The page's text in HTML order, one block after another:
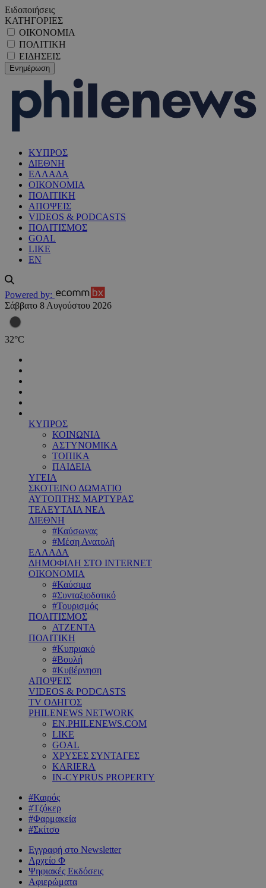
Ειδοποιήσεις
ΚΑΤΗΓΟΡΙΕΣ
ΟΙΚΟΝΟΜΙΑ
ΠΟΛΙΤΙΚΗ
ΕΙΔΗΣΕΙΣ
ΚΥΠΡΟΣ
ΔΙΕΘΝΗ
ΕΛΛΑΔΑ
ΟΙΚΟΝΟΜΙΑ
ΠΟΛΙΤΙΚΗ
ΑΠΟΨΕΙΣ
VIDEOS & PODCASTS
ΠΟΛΙΤΙΣΜΟΣ
GOAL
LIKE
EN
Powered by:
Σάββατο 8 Αυγούστου 2026
32°C
ΚΥΠΡΟΣ
ΚΟΙΝΩΝΙΑ
ΑΣΤΥΝΟΜΙΚΑ
ΤΟΠΙΚΑ
ΠΑΙΔΕΙΑ
ΥΓΕΙΑ
ΣΚΟΤΕΙΝΟ ΔΩΜΑΤΙΟ
ΑΥΤΟΠΤΗΣ ΜΑΡΤΥΡΑΣ
ΤΕΛΕΥΤΑΙΑ ΝΕΑ
ΔΙΕΘΝΗ
#Καύσωνας
#Μέση Ανατολή
ΕΛΛΑΔΑ
ΔΗΜΟΦΙΛΗ ΣΤΟ INTERNET
ΟΙΚΟΝΟΜΙΑ
#Καύσιμα
#Συνταξιοδοτικό
#Τουρισμός
ΠΟΛΙΤΙΣΜΟΣ
ΑΤΖΕΝΤΑ
ΠΟΛΙΤΙΚΗ
#Κυπριακό
#Βουλή
#Κυβέρνηση
ΑΠΟΨΕΙΣ
VIDEOS & PODCASTS
TV ΟΔΗΓΟΣ
PHILENEWS NETWORK
EN.PHILENEWS.COM
LIKE
GOAL
ΧΡΥΣΕΣ ΣΥΝΤΑΓΕΣ
KARIERA
IN-CYPRUS PROPERTY
#Καιρός
#Τζόκερ
#Φαρμακεία
#Σκίτσο
Εγγραφή στο Newsletter
Αρχείο Φ
Ψηφιακές Εκδόσεις
Αφιερώματα